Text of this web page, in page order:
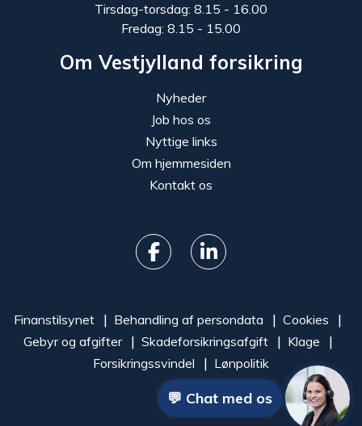
Tirsdag-torsdag: 8.15 - 16.00
Fredag: 8.15 - 15.00
Om Vestjylland forsikring
Nyheder
Job hos os
Nyttige links
Om hjemmesiden
Kontakt os
Finanstilsynet Behandling af persondata
Cookies
Gebyr og afgifter
Skadeforsikringsafgift
Klage
Forsikringssvindel
Lønpolitik
💬 Chat med os